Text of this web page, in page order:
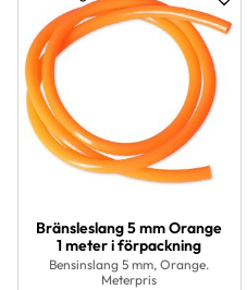
Bränsleslang 5 mm Orange
1 meter i förpackning
Bensinslang 5 mm, Orange.
Meterpris